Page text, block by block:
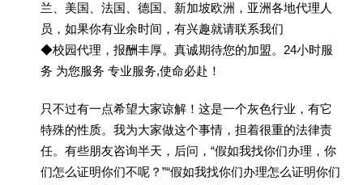
兰、美国、法国、德国、新加坡欧洲，亚洲各地代理人
员，如果你有业余时间，有兴趣就请联系我们
◆校园代理，报酬丰厚。真诚期待您的加盟。24小时服
务 为您服务 专业服务,使命必赴！
只不过有一点希望大家谅解！这是一个灰色行业，有它
特殊的性质。我为大家做这个事情，担着很重的法律责
任。有些朋友咨询半天，后问，“假如我找你们办理，你
们怎么证明你们不呢？”“假如我找你们办理怎么证明你们